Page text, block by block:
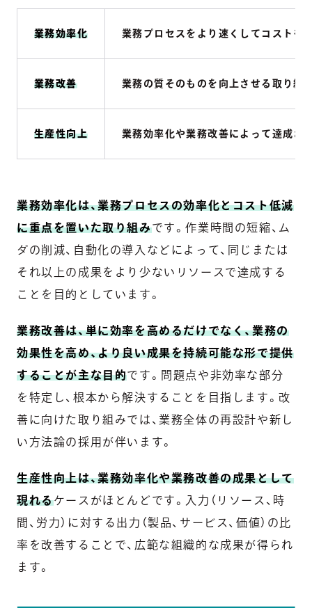
業務効率化 業務プロセスをより速くしてコストを
業務改善 業務の質そのものを向上させる取り組
生産性向上 業務効率化や業務改善によって達成さ
業務効率化は、業務プロセスの効率化とコスト低減
に重点を置いた取り組みです。作業時間の短縮、ム
ダの削減、自動化の導入などによって、同じまたは
それ以上の成果をより少ないリソースで達成する
ことを目的としています。
業務改善は、単に効率を高めるだけでなく、業務の
効果性を高め、より良い成果を持続可能な形で提供
することが主な目的です。問題点や非効率な部分
を特定し、根本から解決することを目指します。改
善に向けた取り組みでは、業務全体の再設計や新し
い方法論の採用が伴います。
生産性向上は、業務効率化や業務改善の成果として
現れるケースがほとんどです。入力（リソース、時
間、労力）に対する出力（製品、サービス、価値）の比
率を改善することで、広範な組織的な成果が得られ
ます。